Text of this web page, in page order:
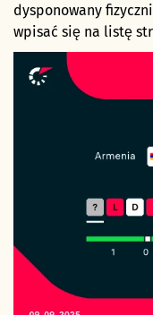
dysponowany
wpisać się na listę